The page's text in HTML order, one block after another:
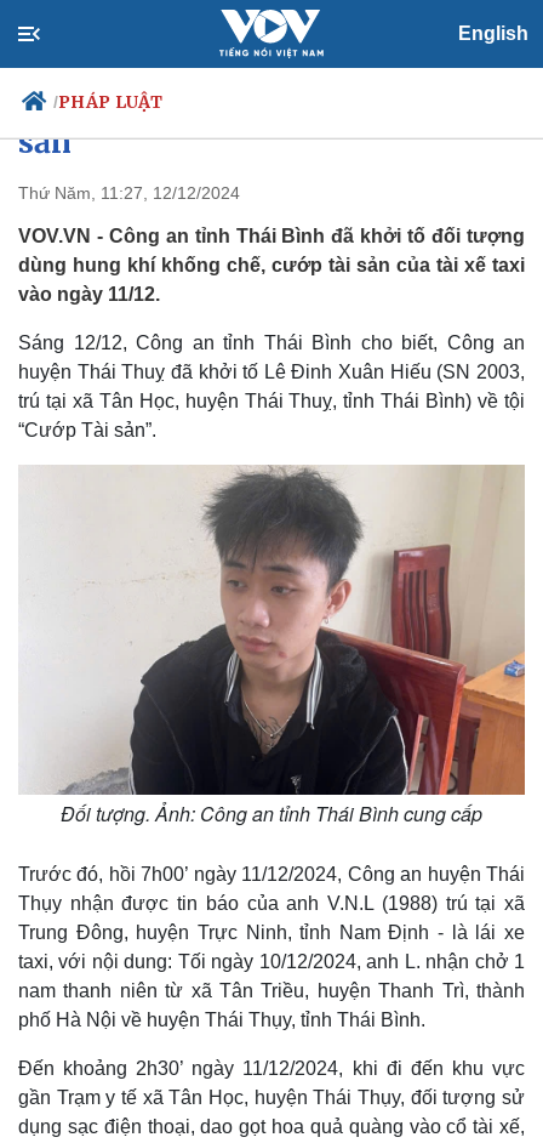
English
/PHÁP LUẬT
Chính trị
Đảng
Tổ chức nhân sự
Nhận diện sự thật
Xã hội
Tin 24h
Dấu ấn VOV
Việc làm
Biển đảo
Thế giới
Quan sát
Hồ sơ
Multimedia
Video
E-Magazine
Infographic
Khởi tố đối tượng dùng hung khí
khống chế tài xế taxi để cướp tài
sản
Thứ Năm, 11:27, 12/12/2024
VOV.VN - Công an tỉnh Thái Bình đã khởi tố đối tượng
dùng hung khí khống chế, cướp tài sản của tài xế taxi
vào ngày 11/12.
Sáng 12/12, Công an tỉnh Thái Bình cho biết, Công an
huyện Thái Thuỵ đã khởi tố Lê Đinh Xuân Hiếu (SN 2003,
trú tại xã Tân Học, huyện Thái Thuỵ, tỉnh Thái Bình) về tội
“Cướp Tài sản”.
Đối tượng. Ảnh: Công an tỉnh Thái Bình cung cấp
Trước đó, hồi 7h00’ ngày 11/12/2024, Công an huyện Thái
Thụy nhận được tin báo của anh V.N.L (1988) trú tại xã
Trung Đông, huyện Trực Ninh, tỉnh Nam Định - là lái xe
taxi, với nội dung: Tối ngày 10/12/2024, anh L. nhận chở 1
nam thanh niên từ xã Tân Triều, huyện Thanh Trì, thành
phố Hà Nội về huyện Thái Thụy, tỉnh Thái Bình.
Đến khoảng 2h30’ ngày 11/12/2024, khi đi đến khu vực
gần Trạm y tế xã Tân Học, huyện Thái Thụy, đối tượng sử
dụng sạc điện thoại, dao gọt hoa quả quàng vào cổ tài xế,